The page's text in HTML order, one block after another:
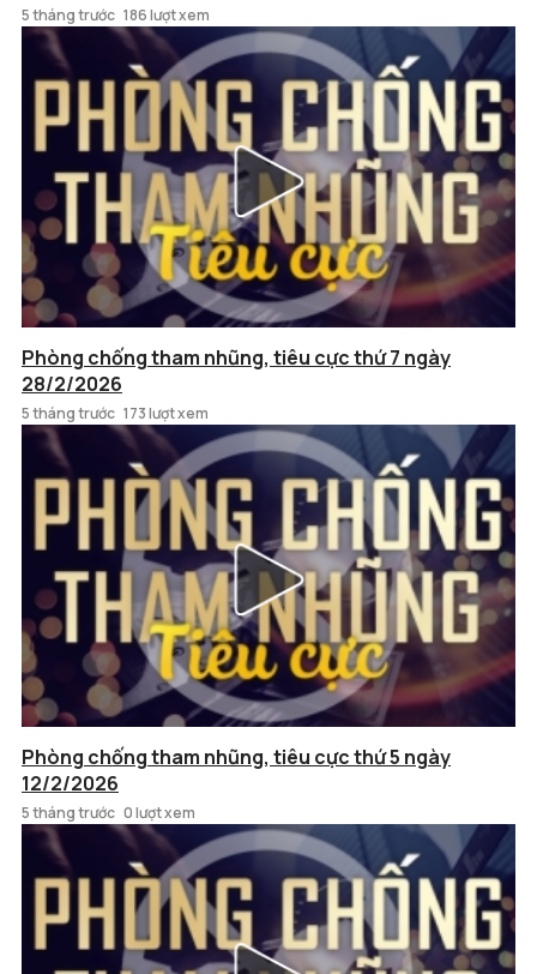
5 tháng trước 186 lượt xem
Phòng chống tham nhũng, tiêu cực thứ 7 ngày
28/2/2026
5 tháng trước 173 lượt xem
Phòng chống tham nhũng, tiêu cực thứ 5 ngày
12/2/2026
5 tháng trước 0 lượt xem